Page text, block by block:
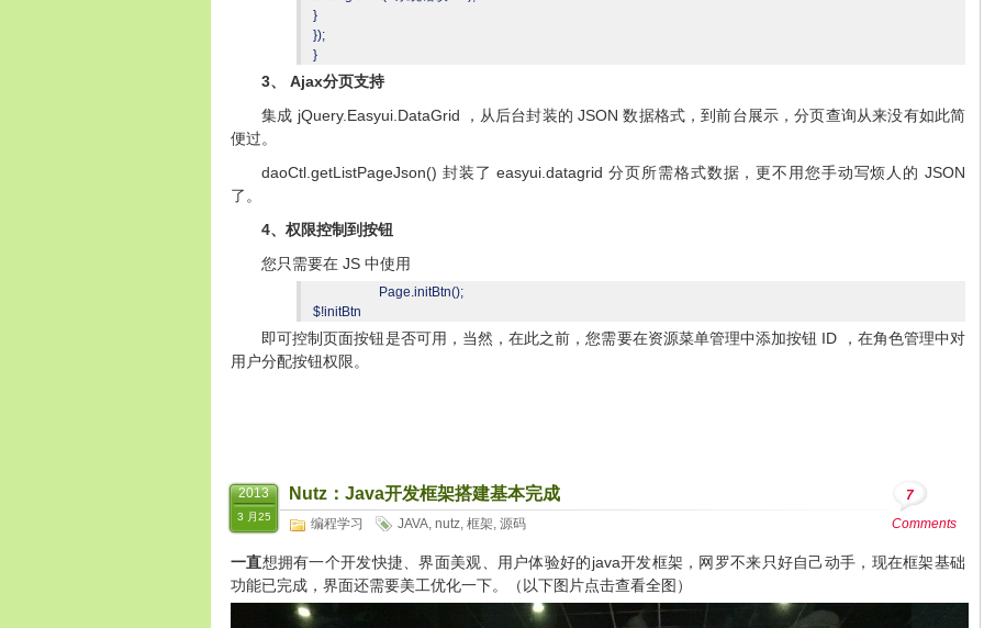
}
});
}
3、 Ajax分页支持
集成 jQuery.Easyui.DataGrid ，从后台封装的 JSON 数据格式，到前台展示，分页查询从来没有如此简
便过。
daoCtl.getListPageJson() 封装了 easyui.datagrid 分页所需格式数据，更不用您手动写烦人的 JSON
了。
4、权限控制到按钮
您只需要在 JS 中使用
Page.initBtn();
$!initBtn
即可控制页面按钮是否可用，当然，在此之前，您需要在资源菜单管理中添加按钮 ID
，在角色管理中对
用户分配按钮权限。
2013
3 月25
Nutz：Java开发框架搭建基本完成
编程学习 JAVA, nutz, 框架, 源码
7
Comments
一直想拥有一个开发快捷、界面美观、用户体验好的java开发框架，网罗不来只好自己动手，现在框架基础
功能已完成，界面还需要美工优化一下。（以下图片点击查看全图）